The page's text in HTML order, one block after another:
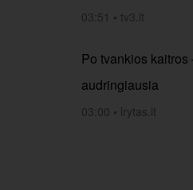
03:51 • tv3.lt
Po tvankios
audringiausia
03:00 • lrytas.lt